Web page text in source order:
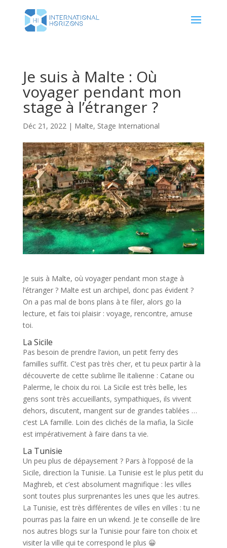
Je suis à Malte : Où
voyager pendant mon
stage à l’étranger ?
Déc 21, 2022| Malte, Stage International
Je suis à Malte, où voyager pendant mon stage à
l’étranger ? Malte est un archipel, donc pas évident ?
On a pas mal de bons plans à te filer, alors go la
lecture, et fais toi plaisir : voyage, rencontre, amuse
toi.
La Sicile
Pas besoin de prendre l’avion, un petit ferry des
familles suffit. C’est pas très cher, et tu peux partir à la
découverte de cette sublime île italienne : Catane ou
Palerme, le choix du roi. La Sicile est très belle, les
gens sont très accueillants, sympathiques, ils vivent
dehors, discutent, mangent sur de grandes tablées …
c’est LA famille. Loin des clichés de la mafia, la Sicile
est impérativement à faire dans ta vie.
La Tunisie
Un peu plus de dépaysement ? Pars à l’opposé de la
Sicile, direction la Tunisie. La Tunisie est le plus petit du
Maghreb, et c’est absolument magnifique : les villes
sont toutes plus surprenantes les unes que les autres.
La Tunisie, est très différentes de villes en villes : tu ne
pourras pas la faire en un wkend. Je te conseille de lire
nos autres blogs sur la Tunisie pour faire ton choix et
visiter la ville qui te correspond le plus 😀